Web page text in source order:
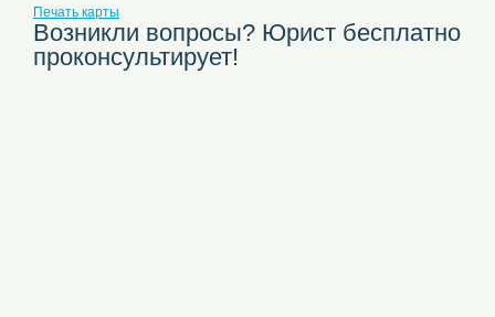
Печать карты
Возникли вопросы? Юрист бесплатно
проконсультирует!